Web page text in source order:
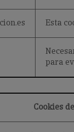
Esta
para
Cookies